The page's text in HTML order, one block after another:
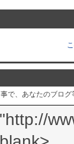
で、あなたのブロ